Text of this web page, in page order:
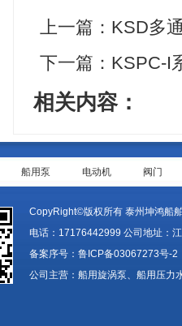
上一篇： KSD多
下一篇： KSPC-I
相关内容：
船用泵 电动机 阀门
CopyRight©版权所有 泰州坤鸿船
电话：17176442999 公司地址：
备案序号： 鲁ICP备03067273号-2
公司主营：船用旋涡泵、船用压力